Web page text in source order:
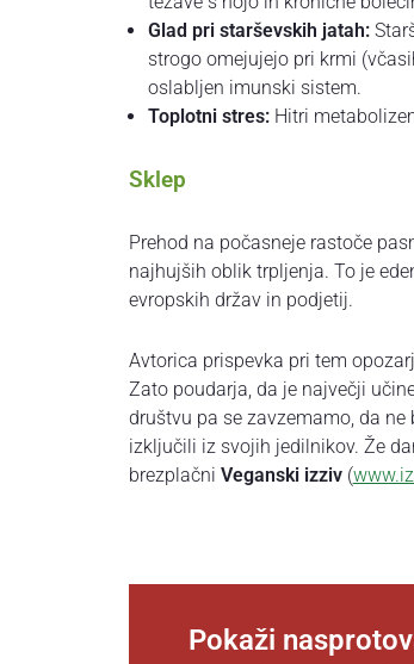
Glad pri starševskih jatah:
strogo omejujejo pri krmi
oslabljen imunski sistem.
Toplotni stres:Hitri
Sklep
Prehod na počasneje rastoče
najhujših oblik trpljenja. To je
evropskih držav in podjetij.
Avtorica prispevka pri tem
Zato poudarja, da je največji
društvu pa se zavzemamo, da
izključili iz svojih jedilnikov. Že
brezplačni Veganski izziv(
Pokaži